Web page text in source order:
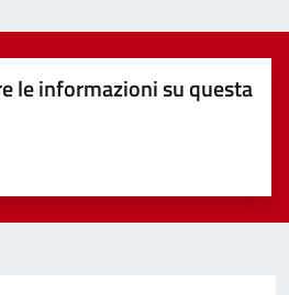
le informazioni su questa
stelle su 5
su 5
5